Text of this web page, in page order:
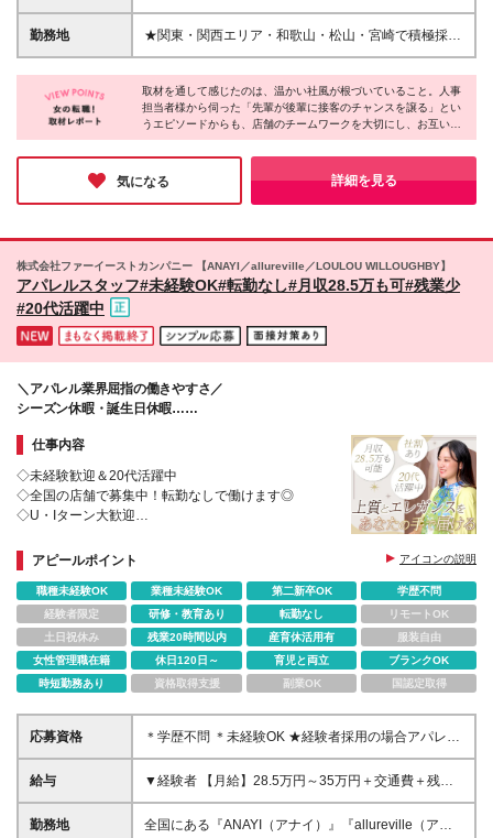
談に乗るのが好きな方 ◆話すのが好き・明るくコミ
ュニケーションが取れる方
上も可能！ ◆東京、神奈川、千葉、埼玉 経験者:月給
30万円～40万円 未経験:月給24万3,800円～40万円 ◆
経験者:月給25万円～35万円 未経験:月給22万7,800円
～35万円 ◆上記以外のエリア 経験者:月給25万円～
35万円 未経験:月給22万2,100円～35万円 神奈川・名
の手当を含みます ※固定残業代(20時間分、28,100円
～)を含む。超過分は別途支給します。 ※試用期間3ヶ
勤務地
★関東・関西エリア・和歌山・松山・宮崎で積極採用
中！ ★転勤なし ★希望エリア・ブランド考慮します
LN：LOUNIE ST：Stola. CO：COCO DEAL LC：
LILLIAN CARAT ＼新店舗を一緒に盛り上げる仲間を
大募集／ 2026年8月22日 Stola.流山おおたかの森
S.C.店新規オープン！ ★『LOUNIE』『Stola.』の店
舗配属の方には、 入社時に約3～4万円分相当の洋服
支給などの特典あり 【本社】東京都渋谷区渋谷1-1-5
(変更の範囲)上記を除く当社関連勤務地
取材を通して感じたのは、温かい社風が根づいていること。人事
担当者様から伺った「先輩が後輩に接客のチャンスを譲る」とい
うエピソードからも、店舗のチームワークを大切にし、お互いを
支え合う温かい空気感が伝わってきました。また、メイク研修な
ど自分を磨けるユニークな制度も充実しており、オシャレが好き
な方にとって、たまらない環境だと感じました。
気になる 詳細を見る
株式会社ファーイーストカンパニー 【ANAYI／allureville／LOULOU WILLOUGHBY】
アパレルスタッフ#未経験OK#転勤なし#月収28.5万も可#残業少
#20代活躍中
＼アパレル業界屈指の働きやすさ／
シーズン休暇・誕生日休暇…
仕事内容
◇未経験歓迎＆20代活躍中
◇全国の店舗で募集中！転勤なしで働けます◎
◇U・Iターン大歓迎
◇月8日+シーズン休暇23日+有給5日で実質年125日
お休み可
アピールポイント アイコンの説明
職種未経験OK 業種未経験OK 第二新卒OK
学歴不問
経験者限定
研修・教育あり 転勤なし
リモートOK
土日祝休み
残業20時間以内 産育休活用有
服装自由
女性管理職在籍
休日120日～ 育児と両立
ブランクOK
時短勤務あり
資格取得支援 副業OK 国認定取得
応募資格
＊学歴不問 ＊未経験OK ★経験者採用の場合アパレル
経験1年以上 ～こんな方におススメ～ *人と話すこと
が大好き! *アパレル経験は無いけれど、お洋服が好き!
い *長く働ける会社に勤めたい *年齢を重ねても活躍
給与
▼経験者 【月給】28.5万円～35万円＋交通費＋残業
代全額支給 ▼未経験 【月給】24万円～30万円＋交通
費＋残業代全額支給 ※経験や能力等を考慮の上、当社
勤務地
全国にある『ANAYI（アナイ）』『allureville（アル